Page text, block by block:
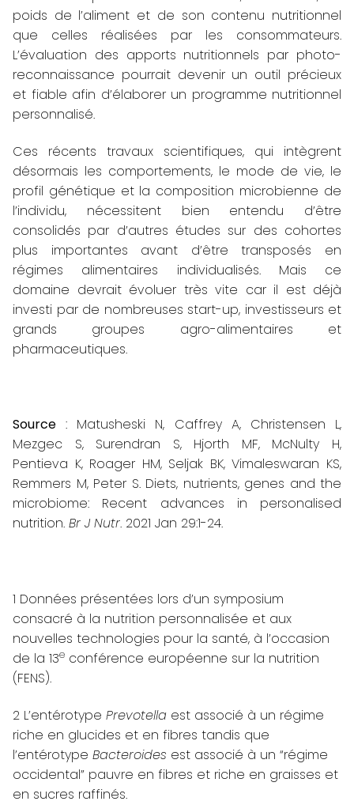
poids de l’aliment et de son contenu nutritionnel
que celles réalisées par les consommateurs.
L’évaluation des apports nutritionnels par photo-
reconnaissance pourrait devenir un outil précieux
et fiable afin d’élaborer un programme nutritionnel
personnalisé.
Ces récents travaux scientifiques, qui intègrent
désormais les comportements, le mode de vie, le
profil génétique et la composition microbienne de
l’individu, nécessitent bien entendu d’être
consolidés par d’autres études sur des cohortes
plus importantes avant d’être transposés en
régimes alimentaires individualisés. Mais ce
domaine devrait évoluer très vite car il est déjà
investi par de nombreuses start-up, investisseurs et
grands groupes agro-alimentaires et
pharmaceutiques.
Source : Matusheski N, Caffrey A, Christensen L,
Mezgec S, Surendran S, Hjorth MF, McNulty H,
Pentieva K, Roager HM, Seljak BK, Vimaleswaran KS,
Remmers M, Peter S. Diets, nutrients, genes and the
microbiome: Recent advances in personalised
nutrition. Br J Nutr. 2021 Jan 29:1-24.
1 Données présentées lors d’un symposium
consacré à la nutrition personnalisée et aux
nouvelles technologies pour la santé, à l’occasion
de la 13e conférence européenne sur la nutrition
(FENS).
2 L’entérotype Prevotella est associé à un régime
riche en glucides et en fibres tandis que
l’entérotype Bacteroides est associé à un “régime
occidental” pauvre en fibres et riche en graisses et
en sucres raffinés.